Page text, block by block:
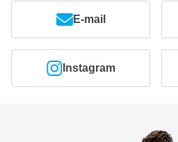
E-mail
Instagram